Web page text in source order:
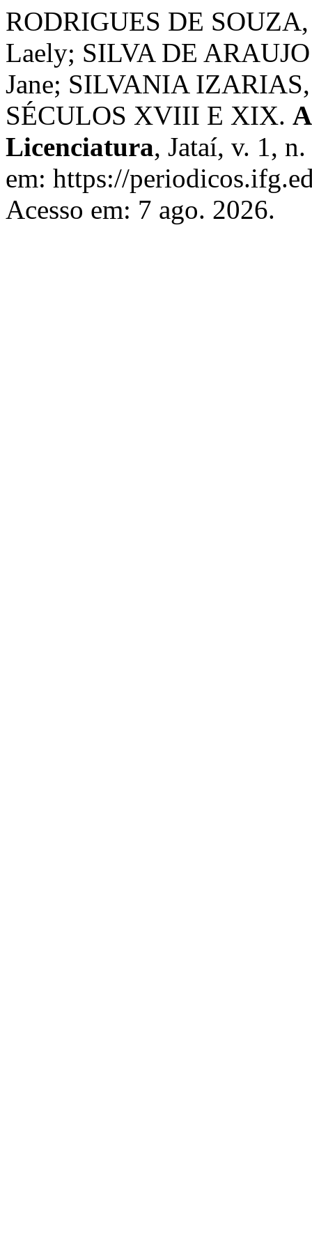
RODRIGUES DE
Laely; SILVA DE
Jane; SILVANIA
SÉCULOS XVIII E XIX.
Licenciatura, Jataí, v. 1,
em: https://
Acesso em: 7 ago. 2026.